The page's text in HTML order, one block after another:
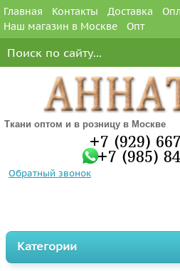
Главная Контакты Доставка
Наш магазин в Москве
Опт
Ткани оптом и в розницу в Москве
+7 (929)
+7 (985)
Обратный звонок
Категории